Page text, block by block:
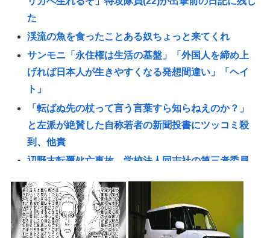
た
渓流の魚を食ったことある奴ちょっと来てくれ
サンモニ「永住権は生活の基盤」「外国人を締め上
げれば日本人が生きやすくなる発想間違い」「ヘイ
ト」
「転ばぬ先の杖って言う言葉すら知らねえのか？」
と左派が絶賛した自称若者の新聞投書にツッコミ殺
到、他責
辺野古転覆ﾀﾋ亡事故、学校法人同志社の第三者委員
理
JR東海「岐阜羽島で6時間寝ろ」史上初の夜行新幹線
を初運行 東京発22時新大阪着翌7時